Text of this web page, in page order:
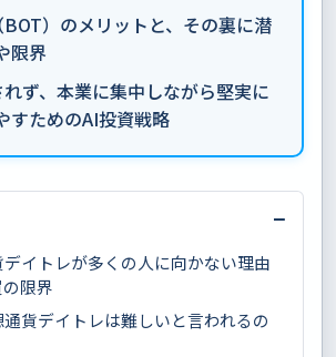
）のメリットと、その裏に潜
限界
ず、本業に集中しながら堅実に
すためのAI投資戦略
−
イトレが多くの人に向かない理由
限界
貨デイトレは難しいと言われるの